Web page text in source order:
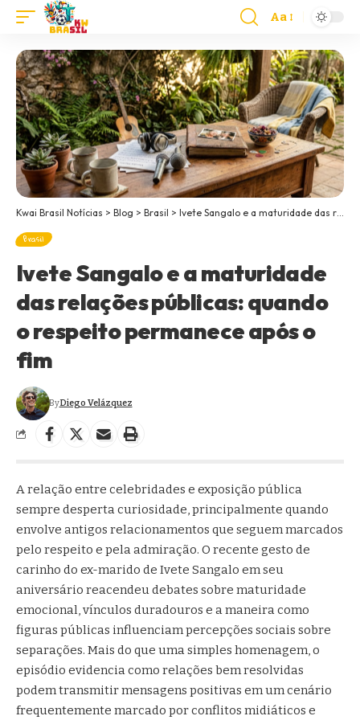
Aa
Kwai Brasil Notícias > Blog > Brasil > Ivete Sangalo e a maturidade das relações públicas: quando o respeito permanece após o fim
Brasil
Ivete Sangalo e a maturidade
das relações públicas: quando
o respeito permanece após o
fim
ByDiego Velázquez
A relação entre celebridades e exposição pública
sempre desperta curiosidade, principalmente quando
envolve antigos relacionamentos que seguem marcados
pelo respeito e pela admiração. O recente gesto de
carinho do ex-marido de Ivete Sangalo em seu
aniversário reacendeu debates sobre maturidade
emocional, vínculos duradouros e a maneira como
figuras públicas influenciam percepções sociais sobre
separações. Mais do que uma simples homenagem, o
episódio evidencia como relações bem resolvidas
podem transmitir mensagens positivas em um cenário
frequentemente marcado por conflitos midiáticos e